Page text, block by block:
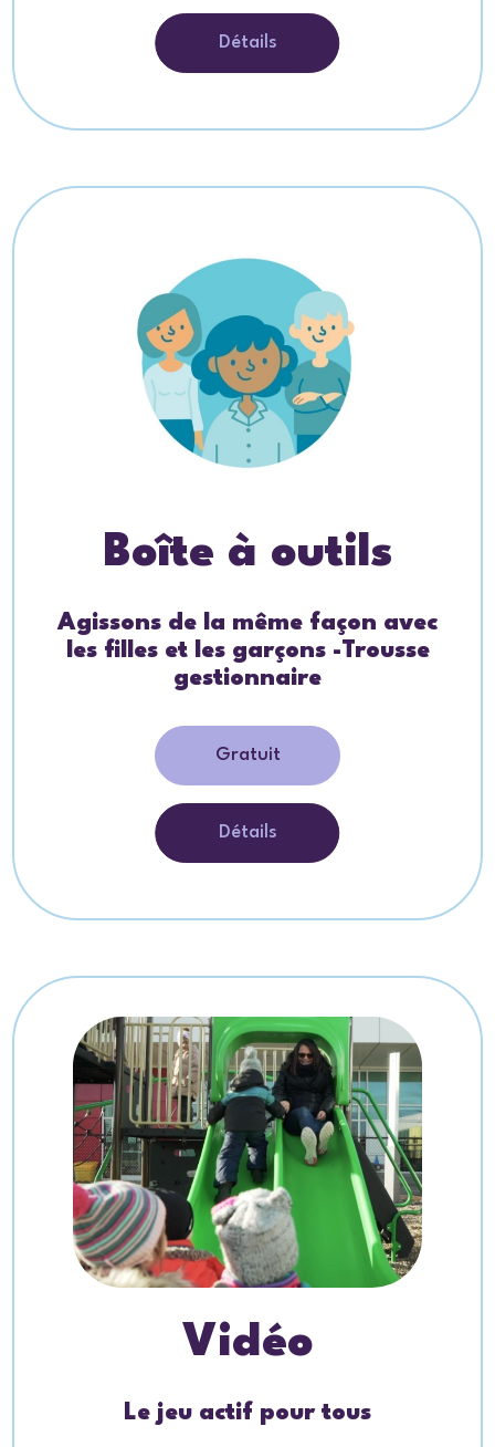
Détails
Boîte à outils
Agissons de la même façon avec
les filles et les garçons -Trousse
gestionnaire
Gratuit
Détails
Vidéo
Le jeu actif pour tous